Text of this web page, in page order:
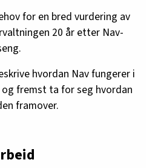
for en bred vurdering av
20 år etter Nav-
hvordan Nav fungerer i
fremst ta for seg hvordan
framover.